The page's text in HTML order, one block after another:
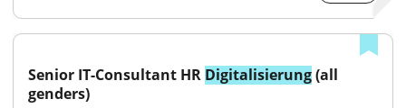
Senior IT-Consultant HR Digitalisierung (all
genders)